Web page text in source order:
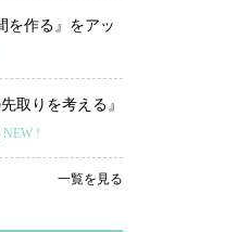
を作る』をアッ
取りを考える』
NEW !
一覧を見る